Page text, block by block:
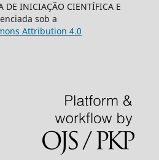
DE INICIAÇÃO CIENTÍFICA E
sob a
Attribution 4.0